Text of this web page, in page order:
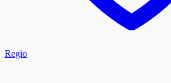
Regio